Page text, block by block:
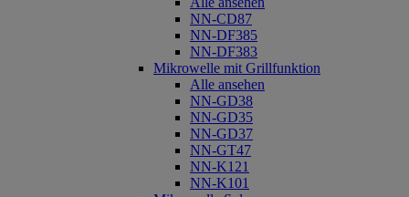
NN-CD87
NN-DF385
NN-DF383
Mikrowelle mit Grillfunktion
Alle ansehen
NN-GD38
NN-GD35
NN-GD37
NN-GT47
NN-K121
NN-K101